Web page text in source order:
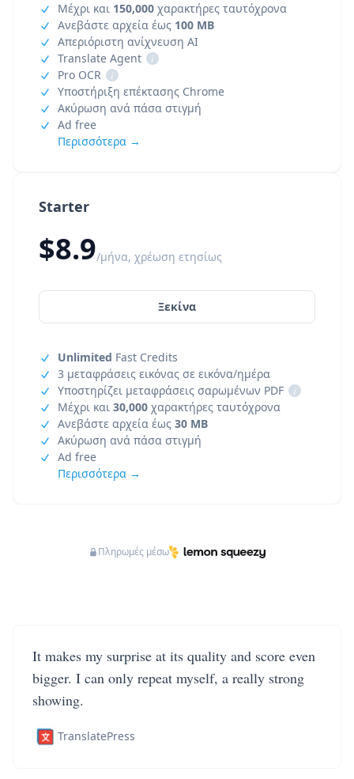
Starter
$8.9/μήνα, χρέωση ετησίως
Ξεκίνα
Unlimited Fast Credits
3 μεταφράσεις εικόνας σε εικόνα/ημέρα
Υποστηρίζει μεταφράσεις σαρωμένων PDF
i
Μέχρι και 30,000 χαρακτήρες ταυτόχρονα
Ανεβάστε αρχεία έως 30 MB
Ακύρωση ανά πάσα στιγμή
Ad free
Περισσότερα →
Μέχρι και 150,000 χαρακτήρες ταυτόχρονα
Ανεβάστε αρχεία έως 100 MB
Απεριόριστη ανίχνευση AI
Translate Agent
i
Pro OCR
i
Υποστήριξη επέκτασης Chrome
Ακύρωση ανά πάσα στιγμή
Ad free
Περισσότερα →
Πληρωμές μέσω
It makes my surprise at its quality and score even
bigger. I can only repeat myself, a really strong
showing.
TranslatePress